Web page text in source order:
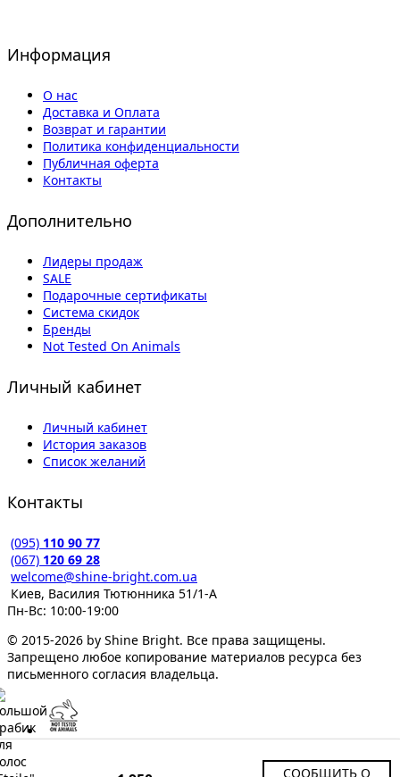
СООБЩИТЬ О
Информация
О нас
Доставка и Оплата
Возврат и гарантии
Политика конфиденциальности
Публичная оферта
Контакты
Дополнительно
Лидеры продаж
SALE
Подарочные сертификаты
Система скидок
Бренды
Not Tested On Animals
Личный кабинет
Личный кабинет
История заказов
Список желаний
Контакты
(095) 110 90 77
(067) 120 69 28
welcome@shine-bright.com.ua
Киев, Василия Тютюнника 51/1-А
Пн-Вс: 10:00-19:00
© 2015-2026 by Shine Bright. Все права защищены.
Запрещено любое копирование материалов ресурса без
письменного согласия владельца.